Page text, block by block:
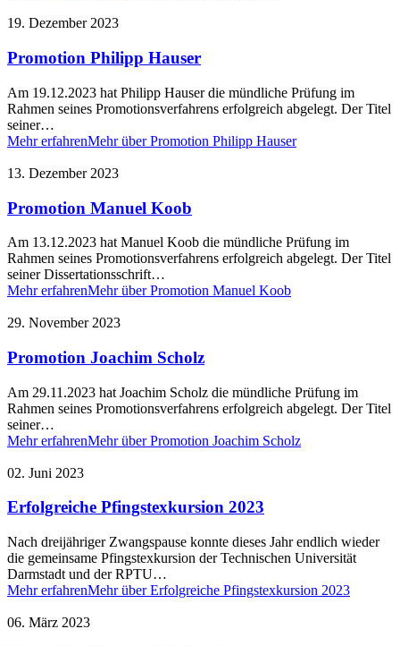
19. Dezember 2023
Promotion Philipp Hauser
Am 19.12.2023 hat Philipp Hauser die mündliche Prüfung im
Rahmen seines Promotionsverfahrens erfolgreich abgelegt. Der Titel
seiner…
Mehr erfahrenMehr über Promotion Philipp Hauser
13. Dezember 2023
Promotion Manuel Koob
Am 13.12.2023 hat Manuel Koob die mündliche Prüfung im
Rahmen seines Promotionsverfahrens erfolgreich abgelegt. Der Titel
seiner Dissertationsschrift…
Mehr erfahrenMehr über Promotion Manuel Koob
29. November 2023
Promotion Joachim Scholz
Am 29.11.2023 hat Joachim Scholz die mündliche Prüfung im
Rahmen seines Promotionsverfahrens erfolgreich abgelegt. Der Titel
seiner…
Mehr erfahrenMehr über Promotion Joachim Scholz
02. Juni 2023
Erfolgreiche Pfingstexkursion 2023
Nach dreijähriger Zwangspause konnte dieses Jahr endlich wieder
die gemeinsame Pfingstexkursion der Technischen Universität
Darmstadt und der RPTU…
Mehr erfahrenMehr über Erfolgreiche Pfingstexkursion 2023
06. März 2023